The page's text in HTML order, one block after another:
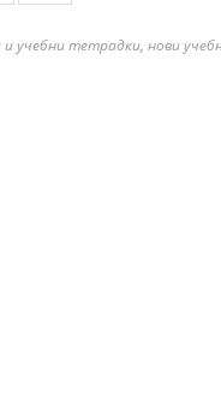
учебни тетрадки, нови